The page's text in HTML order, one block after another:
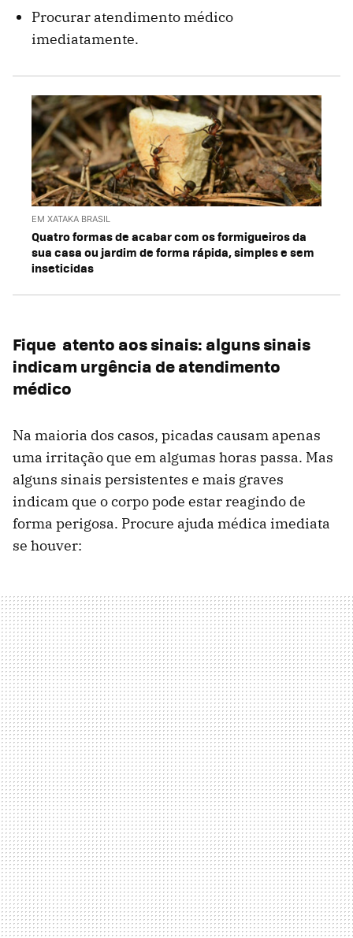
Procurar atendimento médico
imediatamente.
EM XATAKA BRASIL
Quatro formas de acabar com os formigueiros da
sua casa ou jardim de forma rápida, simples e sem
inseticidas
Fique atento aos sinais: alguns sinais
indicam urgência de atendimento
médico
Na maioria dos casos, picadas causam apenas
uma irritação que em algumas horas passa. Mas
alguns sinais persistentes e mais graves
indicam que o corpo pode estar reagindo de
forma perigosa. Procure ajuda médica imediata
se houver: